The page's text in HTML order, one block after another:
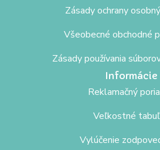
Zásady ochrany
Všeobecné obchodné
Zásady používania
Informácie
Reklamačný
Veľkostné
Vylúčenie